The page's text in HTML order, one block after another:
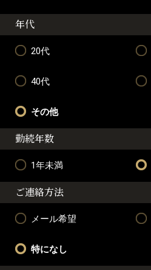
年代
20代
40代
その他
勤続年数
1年未満
ご連絡方法
メール希望
特になし